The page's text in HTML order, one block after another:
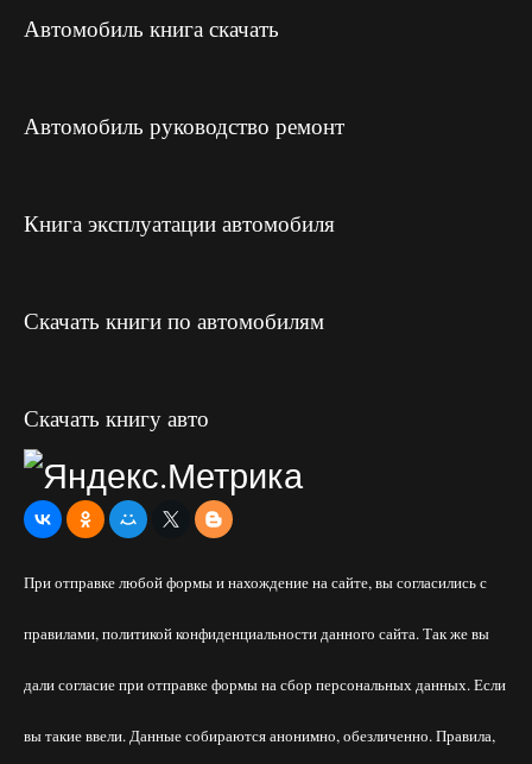
Автомобиль книга скачать
Автомобиль руководство ремонт
Книга эксплуатации автомобиля
Скачать книги по автомобилям
Скачать книгу авто
При отправке любой формы и нахождение на сайте, вы согласились с
правилами, политикой конфиденциальности данного сайта. Так же вы
дали согласие при отправке формы на сбор персональных данных. Если
вы такие ввели. Данные собираются анонимно, обезличенно. Правила,